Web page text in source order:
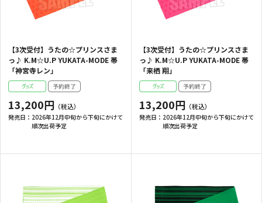
【3次受付】うたの☆プリンスさま
っ♪ K.M☆U.P YUKATA-MODE 帯
「神宮寺レン」
13,200円
発売日： 2026年12月中旬から下旬にかけて
順次出荷予定
【3次受付】うたの☆プリンスさま
っ♪ K.M☆U.P YUKATA-MODE 帯
「来栖 翔」
13,200円
発売日： 2026年12月中旬から下旬にかけて
順次出荷予定